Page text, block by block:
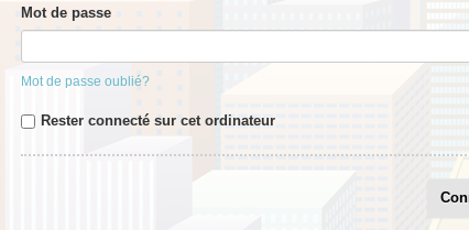
Mot de passe
Mot de passe oublié?
Rester connecté sur cet ordinateur